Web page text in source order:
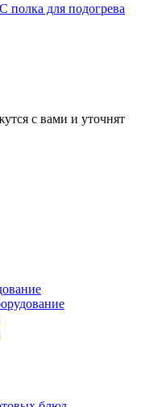
для подогрева
с вами и уточнят